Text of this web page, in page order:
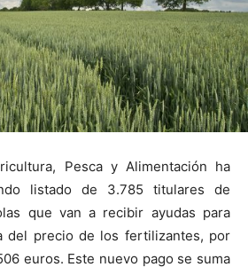
Pesca y Alimentación ha
listado de 3.785 titulares de
que van a recibir ayudas para
del precio de los fertilizantes, por
euros. Este nuevo pago se suma